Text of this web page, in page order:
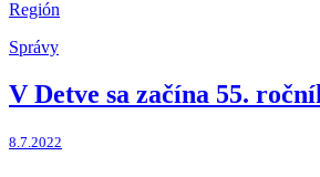
Región
Správy
V Detve sa začína 55.
8.7.2022